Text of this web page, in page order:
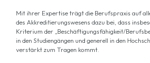
Mit ihrer Expertise trägt die Berufspraxis auf
des Akkreditierungswesens dazu bei, dass
Kriterium der „Beschäftigungsfähigkeit/
in den Studiengängen und generell in den
verstärkt zum Tragen kommt.